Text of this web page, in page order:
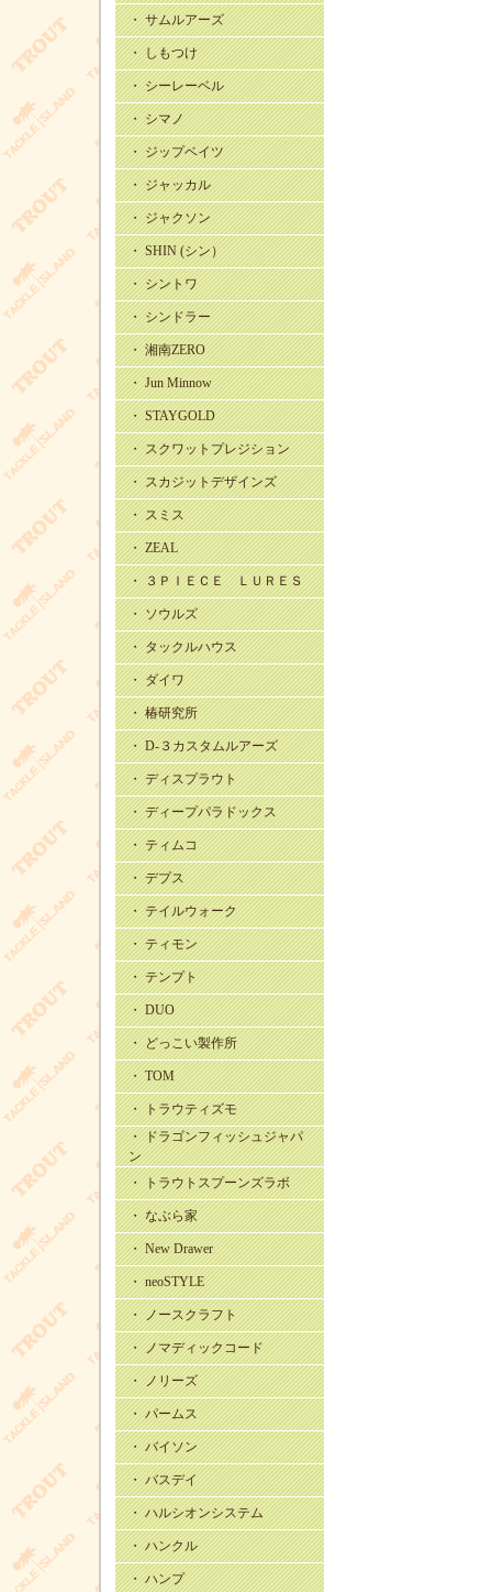
・ サムルアーズ
・ しもつけ
・ シーレーベル
・ シマノ
・ ジップベイツ
・ ジャッカル
・ ジャクソン
・ SHIN (シン）
・ シントワ
・ シンドラー
・ 湘南ZERO
・ Jun Minnow
・ STAYGOLD
・ スクワットプレジション
・ スカジットデザインズ
・ スミス
・ ZEAL
・ ３ＰＩＥＣＥ ＬＵＲＥＳ
・ ソウルズ
・ タックルハウス
・ ダイワ
・ 椿研究所
・ D-３カスタムルアーズ
・ ディスプラウト
・ ディープパラドックス
・ ティムコ
・ デプス
・ テイルウォーク
・ ティモン
・ テンプト
・ DUO
・ どっこい製作所
・ TOM
・ トラウティズモ
・ ドラゴンフィッシュジャパ
ン
・ トラウトスプーンズラボ
・ なぶら家
・ New Drawer
・ neoSTYLE
・ ノースクラフト
・ ノマディックコード
・ ノリーズ
・ パームス
・ バイソン
・ バスデイ
・ ハルシオンシステム
・ ハンクル
・ ハンプ